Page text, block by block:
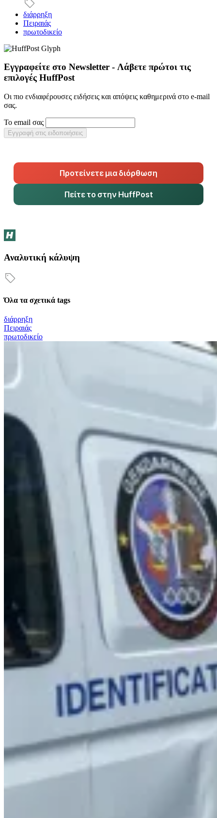
διάρρηξη
Πειραιάς
πρωτοδικείο
Εγγραφείτε στο Newsletter - Λάβετε πρώτοι τις
επιλογές HuffPost
Οι πιο ενδιαφέρουσες ειδήσεις και απόψεις καθημερινά στο e-mail
σας.
Το email σας
Εγγραφή στις ειδοποιήσεις
Προτείνετε μια διόρθωση
Πείτε το στην HuffPost
Αναλυτική κάλυψη
Όλα τα σχετικά tags
διάρρηξη
Πειραιάς
πρωτοδικείο